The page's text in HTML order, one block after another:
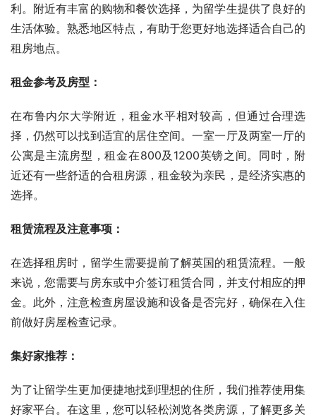
利。附近有丰富的购物和餐饮选择，为留学生提供了良好的
生活体验。熟悉地区特点，有助于您更好地选择适合自己的
租房地点。
租金参考及房型：
在布鲁内尔大学附近，租金水平相对较高，但通过合理选
择，仍然可以找到适宜的居住空间。一室一厅及两室一厅的
公寓是主流房型，租金在800及1200英镑之间。同时，附
近还有一些舒适的合租房源，租金较为亲民，是经济实惠的
选择。
租赁流程及注意事项：
在选择租房时，留学生需要提前了解英国的租赁流程。一般
来说，您需要与房东或中介签订租赁合同，并支付相应的押
金。此外，注意检查房屋设施和设备是否完好，确保在入住
前做好房屋检查记录。
集好家推荐：
为了让留学生更加便捷地找到理想的住所，我们推荐使用集
好家平台。在这里，您可以轻松浏览各类房源，了解更多关